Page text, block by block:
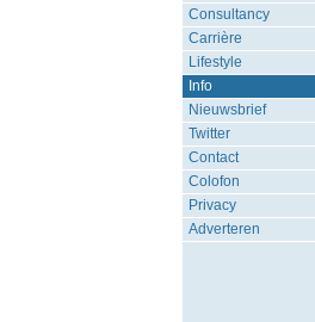
Consultancy
Carrière
Lifestyle
Info
Nieuwsbrief
Twitter
Contact
Colofon
Privacy
Adverteren